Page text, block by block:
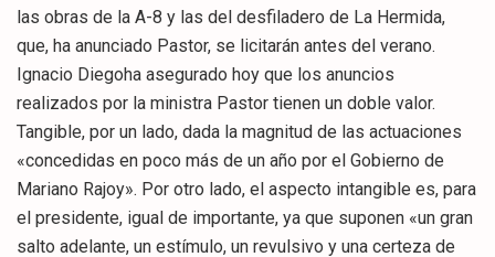
las obras de la A-8 y las del desfiladero de La Hermida,
que, ha anunciado Pastor, se licitarán antes del verano.
Ignacio Diegoha asegurado hoy que los anuncios
realizados por la ministra Pastor tienen un doble valor.
Tangible, por un lado, dada la magnitud de las actuaciones
«concedidas en poco más de un año por el Gobierno de
Mariano Rajoy». Por otro lado, el aspecto intangible es, para
el presidente, igual de importante, ya que suponen «un gran
salto adelante, un estímulo, un revulsivo y una certeza de